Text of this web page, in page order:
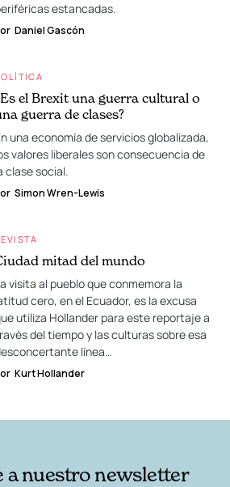
estancadas.
Daniel Gascón
el Brexit una guerra cultural o
guerra de clases?
una economía de servicios globalizada,
valores liberales son consecuencia de
clase social.
Simon Wren-Lewis
mitad del mundo
visita al pueblo que conmemora la
cero, en el Ecuador, es la excusa
utiliza Hollander para este reportaje a
del tiempo y las culturas sobre esa
línea…
Kurt Hollander
a nuestro newsletter